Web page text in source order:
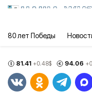
80 лет Победы
81.41 +0.48$ 94.06